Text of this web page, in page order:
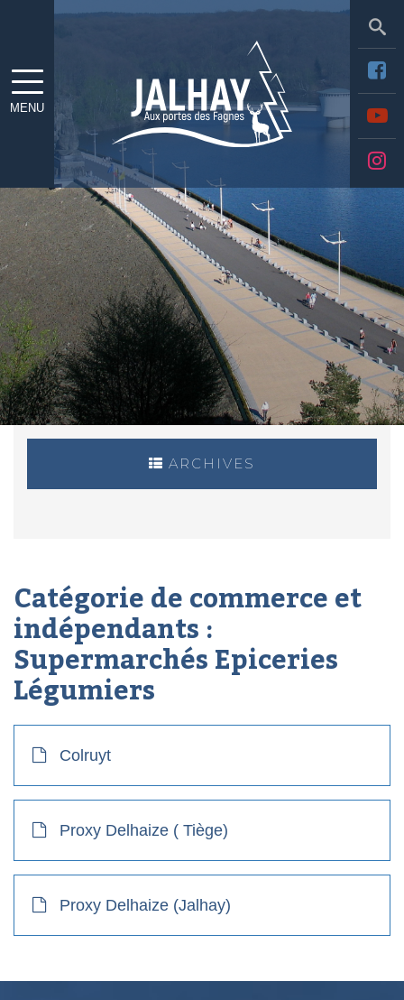
MENU
ARCHIVES
Catégorie de commerce et
indépendants :
Supermarchés Epiceries
Légumiers
Colruyt
Proxy Delhaize ( Tiège)
Proxy Delhaize (Jalhay)